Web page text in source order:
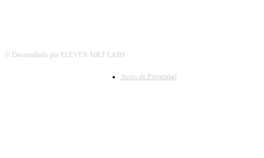
© Desarrollado por ELEVEN MKT LABS
Aviso de Privacidad